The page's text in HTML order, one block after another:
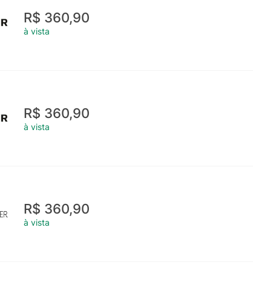
R$ 360,90
à vista
R$ 360,90
à vista
R$ 360,90
à vista